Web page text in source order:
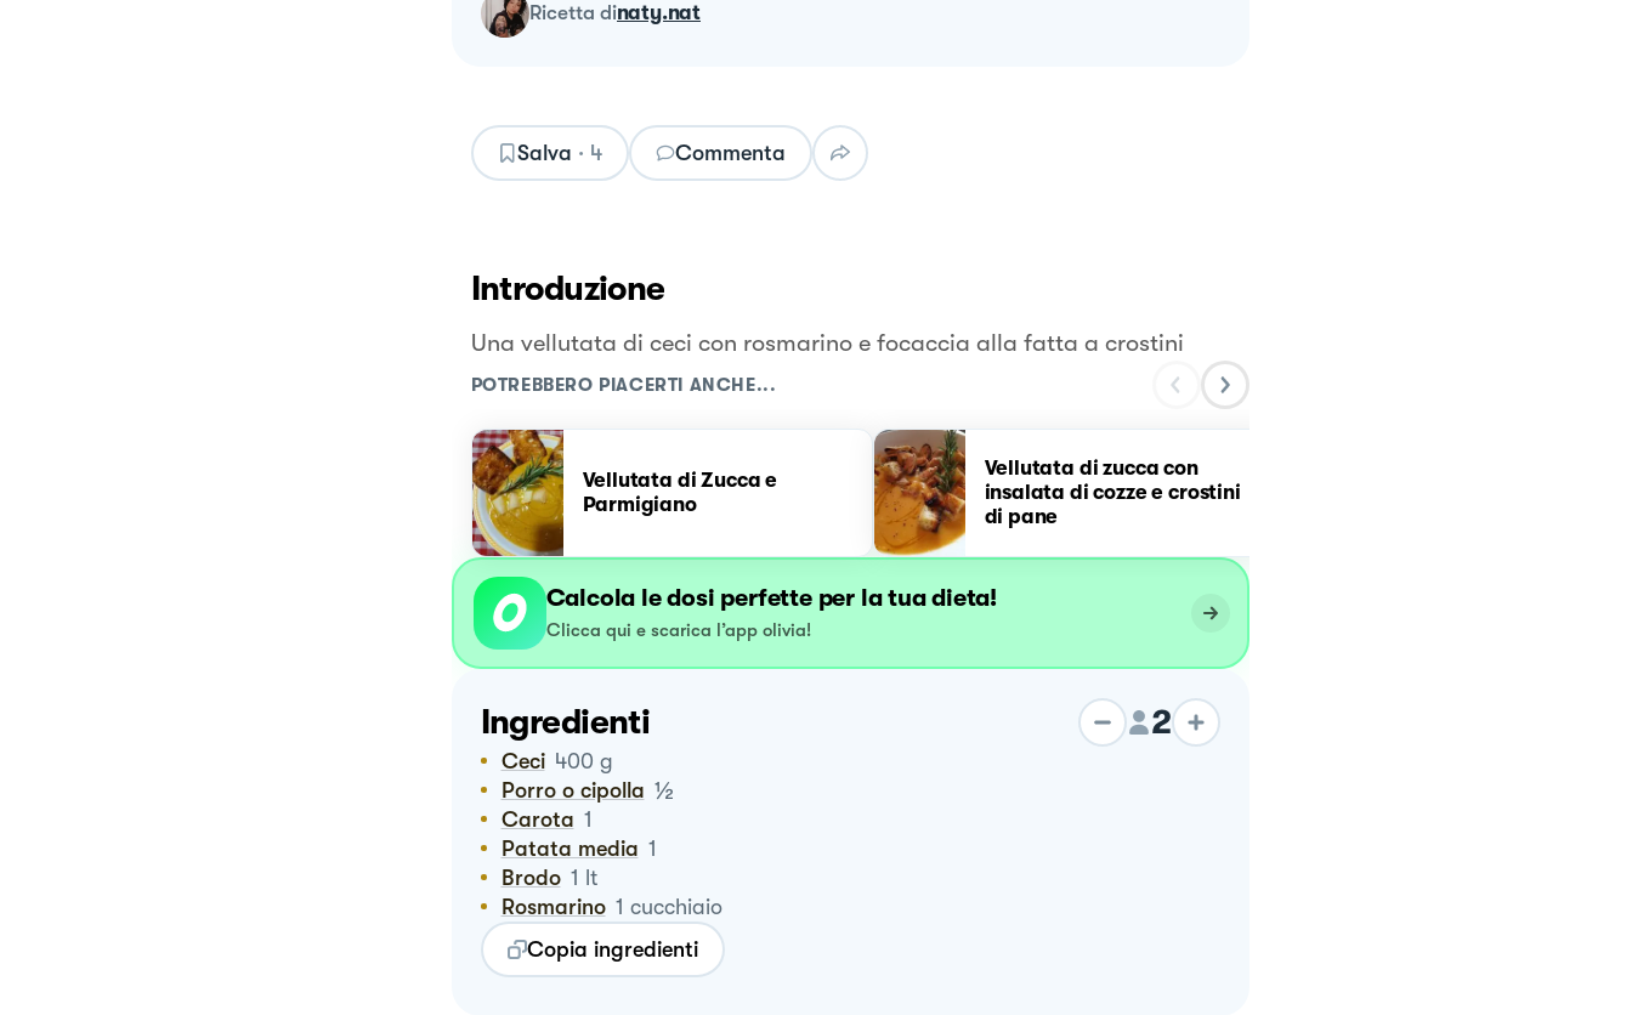
ricetta dinaty.nat
Salva · 4 Commenta
Introduzione
Una vellutata di ceci con rosmarino e focaccia alla fatta a crostini
POTREBBERO PIACERTI ANCHE...
Vellutata di Zucca e
Parmigiano
Vellutata di zucca con
insalata di cozze e crostini
di pane
Calcola le dosi perfette per la tua dieta!
Clicca qui e scarica l’app olivia!
Ingredienti 2
Ceci 400 g
Porro o cipolla ½
Carota 1
Patata media 1
Brodo 1 lt
Rosmarino 1 cucchiaio
Copia ingredienti